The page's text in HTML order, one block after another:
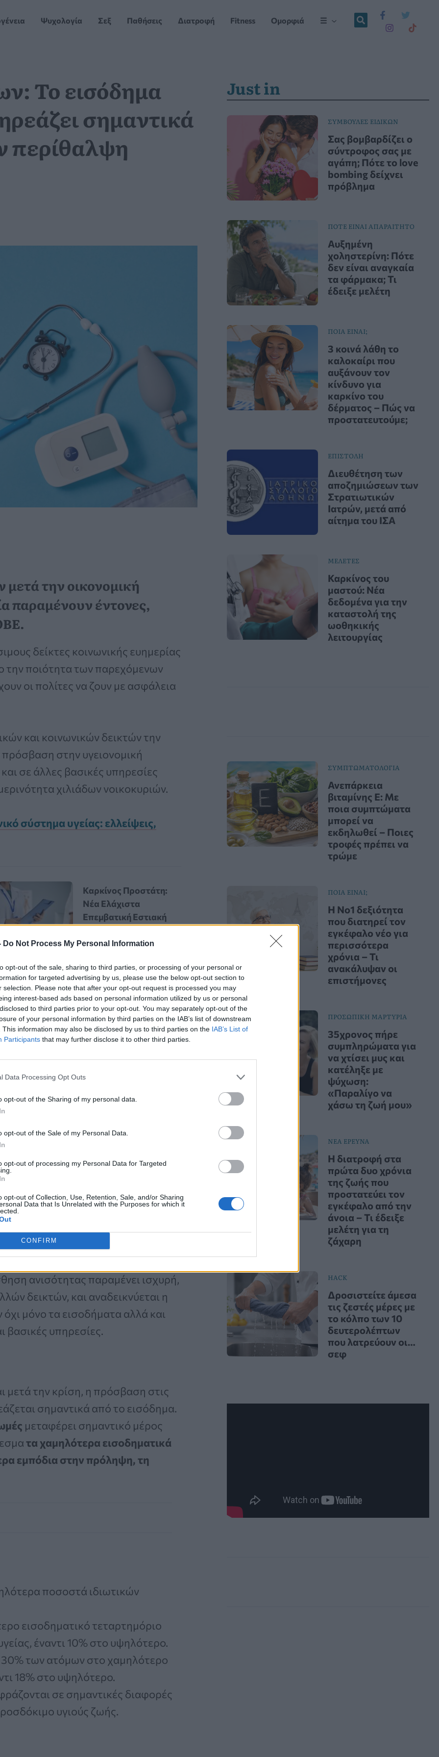
Do Not Process My Personal Information
opt-out of the sale, sharing to third parties, or processing of your personal or
for targeted advertising by us, please use the below opt-out section to
selection. Please note that after your opt-out request is processed you may
interest-based ads based on personal information utilized by us or personal
to third parties prior to your opt-out. You may separately opt-out of the
of your personal information by third parties on the IAB’s list of downstream
This information may also be disclosed by us to third parties on the IAB’s List of
Participants that may further disclose it to other third parties.
Data Processing Opt Outs
opt-out of the Sharing of my personal data.
opt-out of the Sale of my Personal Data.
opt-out of processing my Personal Data for Targeted
opt-out of Collection, Use, Retention, Sale, and/or Sharing
Data that Is Unrelated with the Purposes for which it
CONFIRM
Ψυχολογία Σεξ Παθήσεις Διατροφή Fitness Ομορφιά ☰
Το εισόδημα
σημαντικά
περίθαλψη
την οικονομική
παραμένουν έντονες,
δείκτες κοινωνικής ευημερίας
την ποιότητα των παρεχόμενων
οι πολίτες να ζουν με ασφάλεια
και κοινωνικών δεικτών την
στην υγειονομική
σε άλλες βασικές υπηρεσίες
χιλιάδων νοικοκυριών.
σύστημα υγείας: ελλείψεις,
Καρκίνος Προστάτη:
Νέα Ελάχιστα
Επεμβατική Εστιακή
2025 με τίτλο « «Οι πολλαπλές
την πορεία των
διαστάσεις,
δεν καθορίζεται μόνο από το
στην υγεία, την εκπαίδευση,
παρουσιάζει σήμερα μικρότερες
χωρίς όμως να έχει ακόμη
μακροοικονομικών και
εμπειρίας των πολιτών.
ανισότητας παραμένει ισχυρή,
δεικτών, και αναδεικνύεται η
μόνο τα εισοδήματα αλλά και
βασικές υπηρεσίες.
μετά την κρίση, η πρόσβαση στις
σημαντικά από το εισόδημα.
μεταφέρει σημαντικό μέρος
τα χαμηλότερα εισοδηματικά
εμπόδια στην πρόληψη, τη
ποσοστά ιδιωτικών
εισοδηματικό τεταρτημόριο
έναντι 10% στο υψηλότερο.
των ατόμων στο χαμηλότερο
18% στο υψηλότερο.
σε σημαντικές διαφορές
υγιούς ζωής.
Just in
ΣΥΜΒΟΥΛΕΣ ΕΙΔΙΚΩΝ
Σας βομβαρδίζει ο
σύντροφος σας με
αγάπη; Πότε το love
bombing δείχνει
πρόβλημα
ΠΟΤΕ ΕΙΝΑΙ ΑΠΑΡΑΙΤΗΤΟ
Αυξημένη
χοληστερίνη: Πότε
δεν είναι αναγκαία
τα φάρμακα; Τι
έδειξε μελέτη
ΠΟΙΑ ΕΙΝΑΙ;
3 κοινά λάθη το
καλοκαίρι που
αυξάνουν τον
κίνδυνο για
καρκίνο του
δέρματος – Πώς να
προστατευτούμε;
ΕΠΙΣΤΟΛΗ
Διευθέτηση των
αποζημιώσεων των
Στρατιωτικών
Ιατρών, μετά από
αίτημα του ΙΣΑ
ΜΕΛΕΤΕΣ
Καρκίνος του
μαστού: Νέα
δεδομένα για την
καταστολή της
ωοθηκικής
λειτουργίας
ΣΥΜΠΤΩΜΑΤΟΛΟΓΙΑ
Ανεπάρκεια
βιταμίνης Ε: Με
ποια συμπτώματα
μπορεί να
εκδηλωθεί – Ποιες
τροφές πρέπει να
τρώμε
ΠΟΙΑ ΕΙΝΑΙ;
Η Νο1 δεξιότητα
που διατηρεί τον
εγκέφαλο νέο για
περισσότερα
χρόνια – Τι
ανακάλυψαν οι
επιστήμονες
ΠΡΟΣΩΠΙΚΗ ΜΑΡΤΥΡΙΑ
35χρονος πήρε
συμπληρώματα για
να χτίσει μυς και
κατέληξε με
ψύχωση:
«Παραλίγο να
χάσω τη ζωή μου»
ΝΕΑ ΕΡΕΥΝΑ
Η διατροφή στα
πρώτα δυο χρόνια
της ζωής που
προστατεύει τον
εγκέφαλο από την
άνοια – Τι έδειξε
μελέτη για τη
ζάχαρη
HACK
Δροσιστείτε άμεσα
τις ζεστές μέρες με
το κόλπο των 10
δευτερολέπτων
που λατρεύουν οι…
σεφ